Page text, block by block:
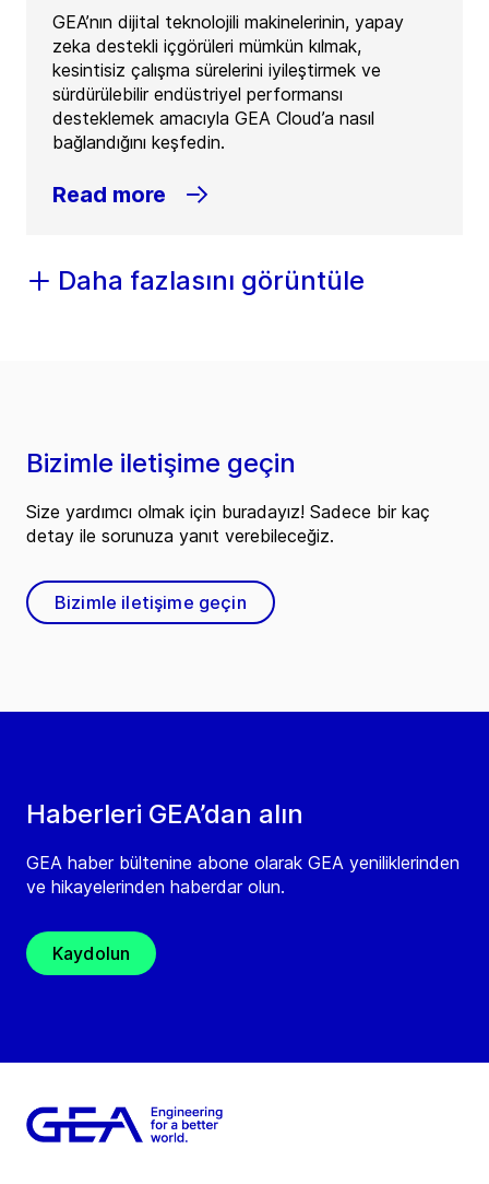
GEA’nın dijital teknolojili makinelerinin, yapay
zeka destekli içgörüleri mümkün kılmak,
kesintisiz çalışma sürelerini iyileştirmek ve
sürdürülebilir endüstriyel performansı
desteklemek amacıyla GEA Cloud’a nasıl
bağlandığını keşfedin.
Read more
Daha fazlasını görüntüle
Haberleri GEA’dan alın
GEA haber bültenine abone olarak GEA yeniliklerinden
ve hikayelerinden haberdar olun.
Kaydolun
Bizimle iletişime geçin
Size yardımcı olmak için buradayız! Sadece bir kaç
detay ile sorunuza yanıt verebileceğiz.
Bizimle iletişime geçin